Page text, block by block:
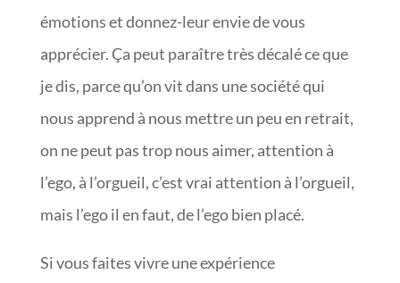
émotions et donnez-leur envie de vous
apprécier. Ça peut paraître très décalé ce que
je dis, parce qu’on vit dans une société qui
nous apprend à nous mettre un peu en retrait,
on ne peut pas trop nous aimer, attention à
l’ego, à l’orgueil, c’est vrai attention à l’orgueil,
mais l’ego il en faut, de l’ego bien placé.
Si vous faites vivre une expérience